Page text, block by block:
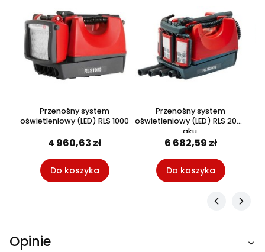
Przenośny system
oświetleniowy (LED) RLS 1000
4 960,63 zł
Do koszyka
Przenośny system
oświetleniowy (LED) RLS 2000
aku.
6 682,59 zł
Do koszyka
Opinie